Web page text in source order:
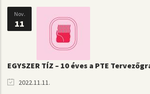
Nov.
11
EGYSZER TÍZ – 10 éves a PTE
2022.11.11.